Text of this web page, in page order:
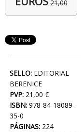
21,00
SELLO: EDITORIAL
BERENICE
PVP: 21,00 €
ISBN: 978-84-18089-
35-0
PÁGINAS: 224